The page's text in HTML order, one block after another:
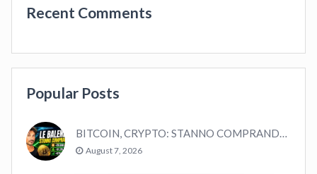
Recent Comments
Popular Posts
BITCOIN, CRYPTO: STANNO COMPRANDO TUTTI (GUARDA QUESTI DATI), EPPURE…
August 7, 2026